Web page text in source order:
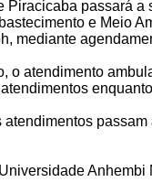
passará
e Meio
mediante
o atendimento